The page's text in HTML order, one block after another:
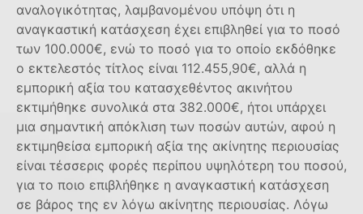
αναλογικότητας, λαμβανομένου υπόψη ότι η
αναγκαστική κατάσχεση έχει επιβληθεί για το ποσό
των 100.000€, ενώ το ποσό για το οποίο εκδόθηκε
ο εκτελεστός τίτλος είναι 112.455,90€, αλλά η
εμπορική αξία του κατασχεθέντος ακινήτου
εκτιμήθηκε συνολικά στα 382.000€, ήτοι υπάρχει
μια σημαντική απόκλιση των ποσών αυτών, αφού η
εκτιμηθείσα εμπορική αξία της ακίνητης περιουσίας
είναι τέσσερις φορές περίπου υψηλότερη του ποσού,
για το ποιο επιβλήθηκε η αναγκαστική κατάσχεση
σε βάρος της εν λόγω ακίνητης περιουσίας. Λόγω